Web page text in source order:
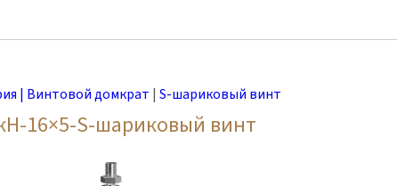
| Винтовой домкрат |S-шариковый винт
16×5-S-шариковый винт